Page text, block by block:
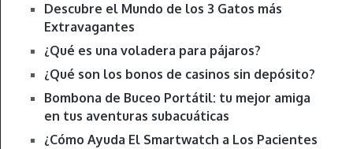
Descubre el Mundo de los 3 Gatos más
Extravagantes
¿Qué es una voladera para pájaros?
¿Qué son los bonos de casinos sin depósito?
Bombona de Buceo Portátil: tu mejor amiga
en tus aventuras subacuáticas
¿Cómo Ayuda El Smartwatch a Los Pacientes